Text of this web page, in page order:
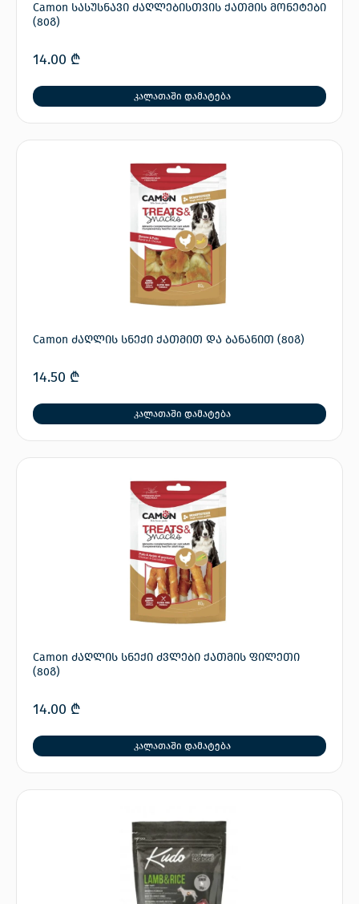
Camon სასუსნავი ძაღლებისთვის ქათმის მონეტები
(80გ)
14.00 ₾
კალათაში დამატება
Camon ძაღლის სნექი ქათმით და ბანანით (80გ)
14.50 ₾
კალათაში დამატება
Camon ძაღლის სნექი ძვლები ქათმის ფილეთი
(80გ)
14.00 ₾
კალათაში დამატება